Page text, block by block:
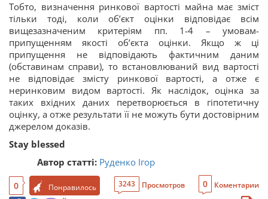
Тобто, визначення ринкової вартості майна має зміст
тільки тоді, коли об’єкт оцінки відповідає всім
вищезазначеним критеріям пп. 1-4 – умовам-
припущенням якості об’єкта оцінки. Якщо ж ці
припущення не відповідають фактичним даним
(обставинам справи), то встановлюваний вид вартості
не відповідає змісту ринкової вартості, а отже є
неринковим видом вартості. Як наслідок, оцінка за
таких вхідних даних перетворюється в гіпотетичну
оцінку, а отже результати її не можуть бути достовірним
джерелом доказів.
Stay blessed
Автор статті: Руденко Ігор
0 Понравилось 3243 Просмотров 0 Коментарии